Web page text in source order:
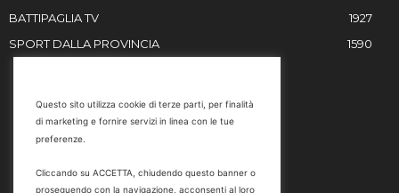
BATTIPAGLIA TV
1927
SPORT DALLA PROVINCIA
1590
Email
marketing@battipaglia1929.it
Questo sito utilizza cookie di terze parti, per finalità
di marketing e fornire servizi in linea con le tue
preferenze.
Cliccando su ACCETTA, chiudendo questo banner o
proseguendo con la navigazione, acconsenti al loro